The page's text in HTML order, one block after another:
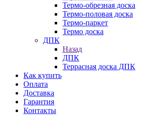
Термо-обрезная доска
Термо-половая доска
Термо-паркет
Термо доска
ДПК
Назад
ДПК
Террасная доска ДПК
Как купить
Оплата
Доставка
Гарантия
Контакты